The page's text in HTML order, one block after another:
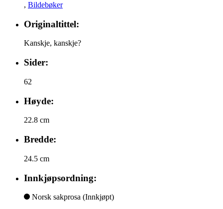
, Bildebøker
Originaltittel:
Kanskje, kanskje?
Sider:
62
Høyde:
22.8 cm
Bredde:
24.5 cm
Innkjøpsordning:
Norsk sakprosa (Innkjøpt)